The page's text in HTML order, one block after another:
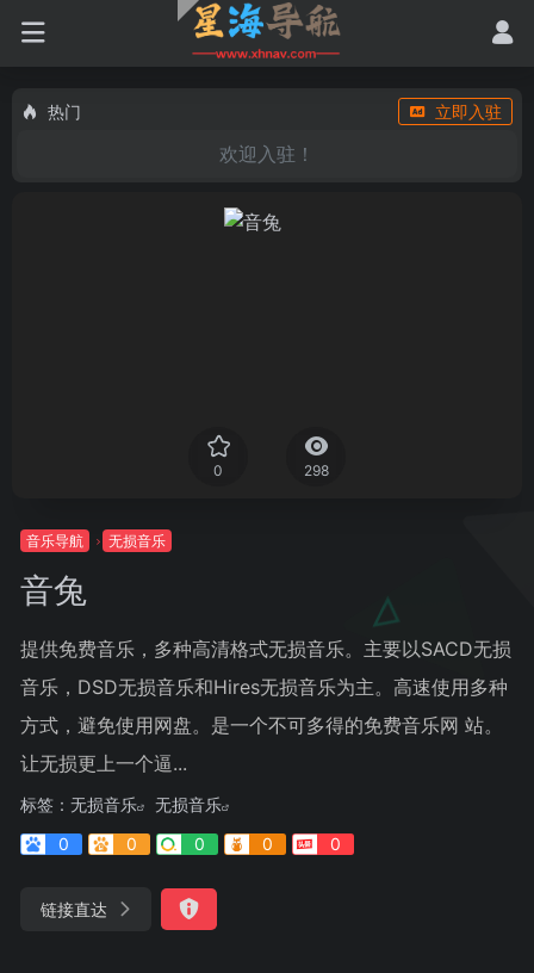
热门 立即入驻
欢迎入驻！
0 298
音乐导航 无损音乐
音兔
提供免费音乐，多种高清格式无损音乐。主要以SACD无损
音乐，DSD无损音乐和Hires无损音乐为主。高速使用多种
方式，避免使用网盘。是一个不可多得的免费音乐网 站。
让无损更上一个逼...
标签： 无损音乐
无损音乐
0
0 0 0 0
链接直达